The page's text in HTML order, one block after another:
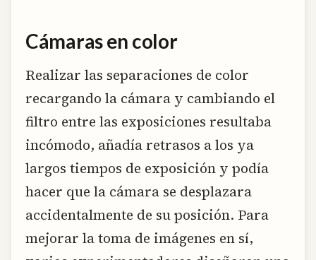
Cámaras en color
Realizar las separaciones de color
recargando la cámara y cambiando el
filtro entre las exposiciones resultaba
incómodo, añadía retrasos a los ya
largos tiempos de exposición y podía
hacer que la cámara se desplazara
accidentalmente de su posición. Para
mejorar la toma de imágenes en sí,